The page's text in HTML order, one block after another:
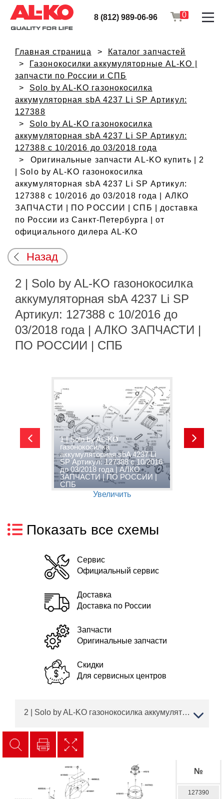
8 (812) 989-06-96 0
Главная страница
Каталог запчастей
Газонокосилки аккумуляторные AL-KO |
запчасти по России и СПБ
Solo by AL-KO газонокосилка
аккумуляторная sbA 4237 Li SP Артикул:
127388
Solo by AL-KO газонокосилка
аккумуляторная sbA 4237 Li SP Артикул:
127388 с 10/2016 до 03/2018 года
Оригинальные запчасти AL-KO купить | 2
| Solo by AL-KO газонокосилка
аккумуляторная sbA 4237 Li SP Артикул:
127388 с 10/2016 до 03/2018 года | АЛКО
ЗАПЧАСТИ | ПО РОССИИ | СПБ | доставка
по России из Санкт-Петербурга | от
официального дилера AL-KO
Назад
2 | Solo by AL-KO газонокосилка
аккумуляторная sbA 4237 Li SP
Артикул: 127388 с 10/2016 до
03/2018 года | АЛКО ЗАПЧАСТИ |
ПО РОССИИ | СПБ
1 | Solo by AL-KO
газонокосилка
аккумуляторная sbA 4237 Li
SP Артикул: 127388 с 10/2016
до 03/2018 года | АЛКО
ЗАПЧАСТИ | ПО РОССИИ |
СПБ
Увеличить
Показать все схемы
Сервис
Официальный сервис
Доставка
Доставка по России
Запчасти
Оригинальные запчасти
Скидки
Для сервисных центров
2 | Solo by AL-KO газонокосилка аккумуляторная sbA 4237 Li SP Артикул: 127388 с 10/2016 до 03/2018 года | АЛКО ЗАПЧАСТИ | ПО РОССИИ | СПБ
№
127390